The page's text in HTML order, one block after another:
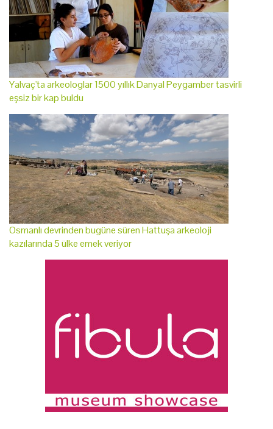
Yalvaç'ta arkeologlar 1500 yıllık Danyal Peygamber tasvirli
eşsiz bir kap buldu
Osmanlı devrinden bugüne süren Hattuşa arkeoloji
kazılarında 5 ülke emek veriyor